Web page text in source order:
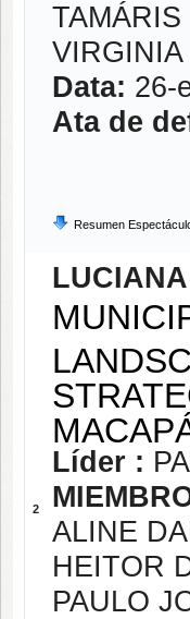
Data: 26-
Ata de
Resumen
2
Líder :
ALINE
HEITOR
PAULO